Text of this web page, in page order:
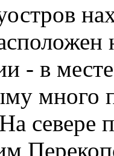
- в
много
севере